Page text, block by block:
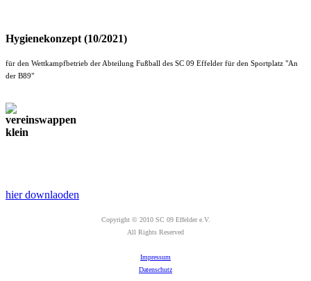
Hygienekonzept (10/2021)
für den Wettkampfbetrieb der Abteilung Fußball des SC 09 Effelder für den Sportplatz "An
der B89"
hier downlaoden
Copyright © 2010 SC 09 Effelder e.V.
All Rights Reserved
Impressum
Datenschutz